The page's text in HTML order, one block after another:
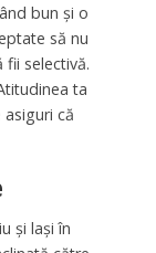
bun și o
să nu
selectivă.
ta
că
și lași în